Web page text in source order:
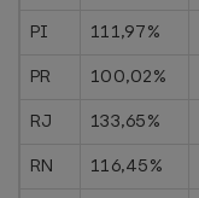
PI
111,97%
PR
100,02%
RJ
133,65%
RN
116,45%